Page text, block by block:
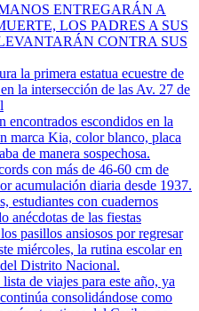
ENTREGARÁN A
LOS PADRES A SUS
CONTRA SUS
la primera estatua ecuestre de
la intersección de las Av. 27 de
encontrados escondidos en la
marca Kia, color blanco, placa
de manera sospechosa.
con más de 46-60 cm de
acumulación diaria desde 1937.
estudiantes con cuadernos
anécdotas de las fiestas
pasillos ansiosos por regresar
miércoles, la rutina escolar en
Distrito Nacional.
de viajes para este año, ya
consolidándose como